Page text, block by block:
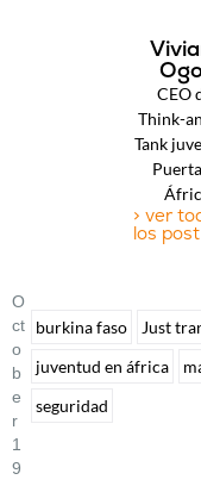
CEO
Think-
Tank
> ver
los post
O
Ct
O
B
E
R
1
9
burkina faso Just
juventud en áfrica
seguridad